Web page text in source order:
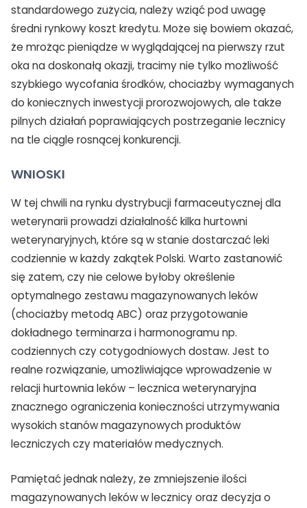
standardowego zużycia, należy wziąć pod uwagę
średni rynkowy koszt kredytu. Może się bowiem okazać,
że mrożąc pieniądze w wyglądającej na pierwszy rzut
oka na doskonałą okazji, tracimy nie tylko możliwość
szybkiego wycofania środków, chociażby wymaganych
do koniecznych inwestycji prorozwojowych, ale także
pilnych działań poprawiających postrzeganie lecznicy
na tle ciągle rosnącej konkurencji.
WNIOSKI
W tej chwili na rynku dystrybucji farmaceutycznej dla
weterynarii prowadzi działalność kilka hurtowni
weterynaryjnych, które są w stanie dostarczać leki
codziennie w każdy zakątek Polski. Warto zastanowić
się zatem, czy nie celowe byłoby określenie
optymalnego zestawu magazynowanych leków
(chociażby metodą ABC) oraz przygotowanie
dokładnego terminarza i harmonogramu np.
codziennych czy cotygodniowych dostaw. Jest to
realne rozwiązanie, umożliwiające wprowadzenie w
relacji hurtownia leków – lecznica weterynaryjna
znacznego ograniczenia konieczności utrzymywania
wysokich stanów magazynowych produktów
leczniczych czy materiałów medycznych.
Pamiętać jednak należy, że zmniejszenie ilości
magazynowanych leków w lecznicy oraz decyzja o